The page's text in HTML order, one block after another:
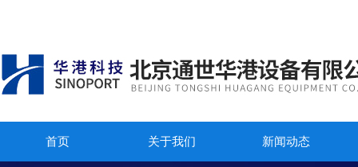
首页 关于我们 新闻动态